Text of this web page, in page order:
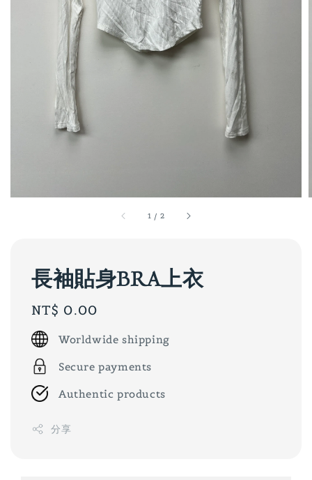
1 / 2
長袖貼身BRA上衣
Regular
price
NT$ 0.00
Worldwide shipping
Secure payments
Authentic products
分享